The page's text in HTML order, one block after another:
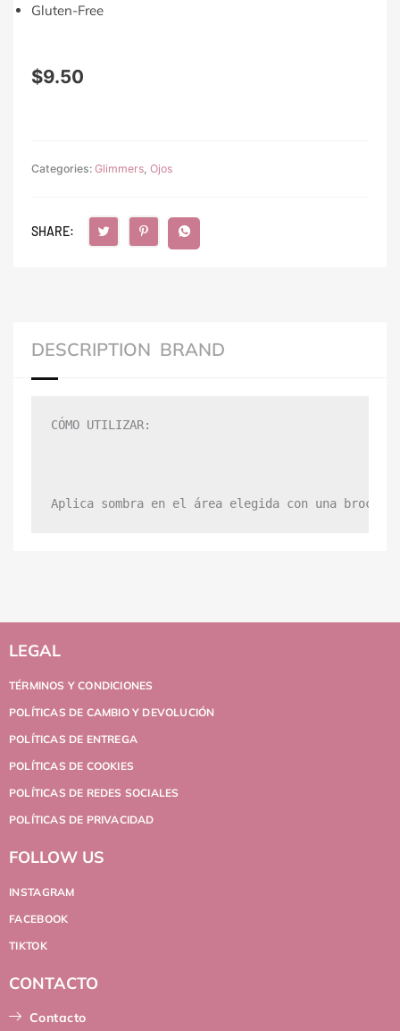
Gluten-Free
$9.50
Categories: Glimmers Ojos
SHARE:
DESCRIPTION BRAND
CÓMO UTILIZAR:
Aplica sombra en el área elegida con una
LEGAL
TÉRMINOS Y CONDICIONES
POLÍTICAS DE CAMBIO Y DEVOLUCIÓN
POLÍTICAS DE ENTREGA
POLÍTICAS DE COOKIES
POLÍTICAS DE REDES SOCIALES
POLÍTICAS DE PRIVACIDAD
FOLLOW US
INSTAGRAM
FACEBOOK
TIKTOK
CONTACTO
Contacto